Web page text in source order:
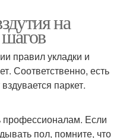
на
правил укладки и
Соответственно, есть
паркет.
профессионалам. Если
пол, помните, что